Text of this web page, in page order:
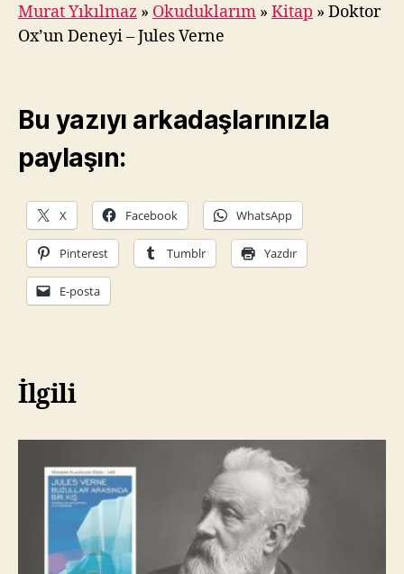
Murat Yıkılmaz » Okuduklarım » Kitap » Doktor
Ox’un Deneyi – Jules Verne
Bu yazıyı arkadaşlarınızla
paylaşın:
X Facebook WhatsApp
Pinterest Tumblr Yazdır
E-posta
İlgili